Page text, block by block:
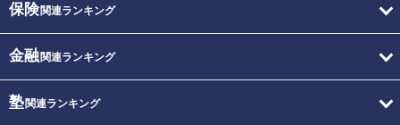
保険関連ランキング
金融関連ランキング
塾関連ランキング